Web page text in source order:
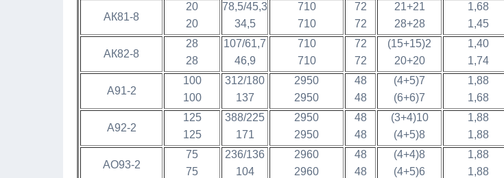
АК81-8
20
20
78,5/45,3
34,5
710
710
72
72
21+21
28+28
1,68
1,45
АК82-8
28
28
107/61,7
46,9
710
710
72
72
(15+15)2
20+20
1,40
1,74
А91-2
100
100
312/180
137
2950
2950
48
48
(4+5)7
(6+6)7
1,88
1,68
А92-2
125
125
388/225
171
2950
2950
48
48
(3+4)10
(4+5)8
1,88
1,88
АО93-2
75
75
236/136
104
2960
2960
48
48
(4+4)8
(4+5)6
1,88
1,88